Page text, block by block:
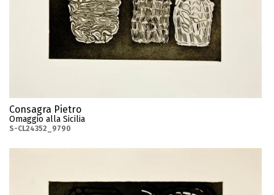
Consagra Pietro
Omaggio alla Sicilia
S-CL24352_9790